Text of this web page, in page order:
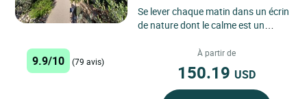
Se lever chaque matin dans un écrin
de nature dont le calme est un
déconnexion sont ici les maîtres...
9.9/10 (79 avis)
À partir de
150.19 USD